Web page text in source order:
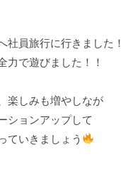
社員旅行に行きました！
力で遊びました！！
楽しみも増やしなが
ションアップして
ていきましょう